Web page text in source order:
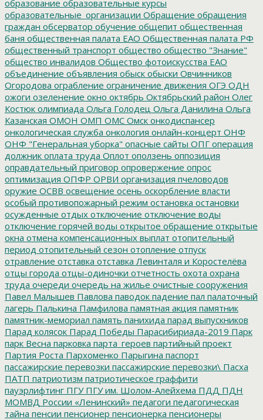
образование образовательные курсы
образовательные_организации Обращение обращения
граждан обсерватор обучение общепит общественная
баня общественная палата ЕАО Общественная палата РФ
общественный транспорт общество общество "Знание"
общество инвалидов Общество фотоискусства ЕАО
объединение объявления обыск обыски Овчинников
Огородова ограбление ограничение движения ОГЭ ОДН
ожоги озеленение окно октябрь Октябрьский район Олег
Костюк олимпиада Ольга Голодец Ольга Данилина Ольга
Казанская ОМОН ОМП ОМС Омск онкодиспансер
онкологическая служба онкология онлайн-концерт ОНФ
ОНФ "Генеральная уборка" опасные сайты ОПГ операция
должник оплата труда Оплот оползень оппозиция
оправдательный приговор опровержение опрос
оптимизация ОПФР ОРВИ организация пчеловодов
оружие ОСВВ освещение осень оскорбление власти
особый противопожарный режим остановка остановки
осужденные отдых отключение отключение воды
отключение горячей воды открытое обращение открытые
окна отмена компенсационных выплат отопительный
период отопительный сезон отопление отпуск
отравление отставка отставка Левинталя и Коростелёва
отцы города отцы-одиночки отчетность охота охрана
труда очереди очередь на жилье очистные сооружения
Павел Малышев Павлова паводок падение пал палаточный
лагерь Палькина Памфилова памятная акция памятник
памятник-мемориал память панихида парад выпускников
Парад колясок Парад Победы Парасибириада-2019 Парк
парк Весна парковка парта_героев партийный проект
Партия Роста Пархоменко Парыгина паспорт
пассажирские перевозки пассажирские перевозки\ Пасха
ПАТП патриотизм патриотическое граффити
пауэрлифтинг ПГУПГУ им. Шолом-Алейхема ПДД ПДН
МОМВД России «Ленинский» педагоги педагогическая
тайна пенсии пенсионер пенсионерка пенсионеры